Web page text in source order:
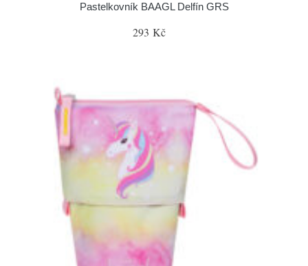
Pastelkovník BAAGL Delfín GRS
293 Kč